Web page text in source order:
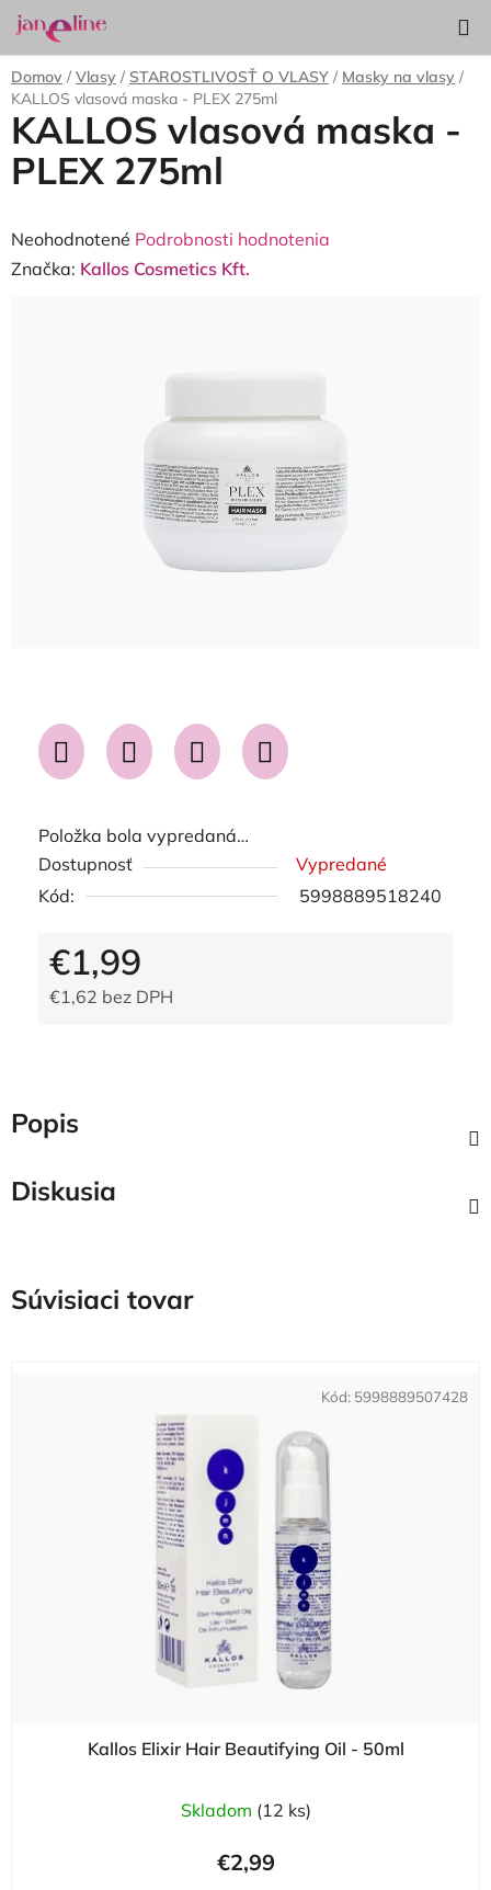
Prejsť
na
obsah
KOŠÍK
Domov / Vlasy / STAROSTLIVOSŤ O VLASY / Masky na vlasy /
KALLOS vlasová maska - PLEX 275ml
Položka bola vypredaná…
Dostupnosť
Vypredané
Kód:
5998889518240
€1,99
€1,62 bez DPH
KALLOS vlasová maska -
PLEX 275ml
Priemerné
hodnotenie
Neohodnotené Podrobnosti hodnotenia
Značka: Kallos Cosmetics Kft.
Popis
Diskusia
Súvisiaci tovar
Kallos Elixir Hair Beautifying Oil - 50ml
Skladom (12 ks)
€2,99
Kód: 5998889507428